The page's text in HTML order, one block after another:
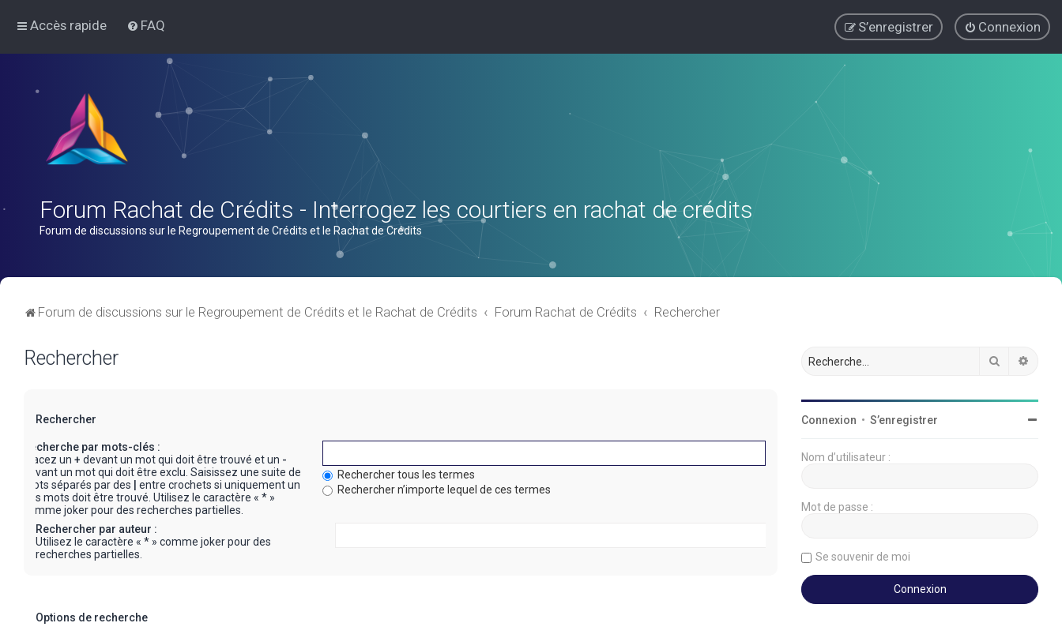
Accès rapide FAQ Connexion
S’enregistrer
Forum Rachat de Crédits - Interrogez les courtiers en rachat de crédits
Forum de discussions sur le Regroupement de Crédits et le Rachat de Crédits
Forum de discussions sur le Regroupement de Crédits et le Rachat de Crédits Forum Rachat de Crédits Rechercher
Rechercher
Rechercher
Recherche par mots-clés :
Placez un + devant un mot qui doit être trouvé et un -
devant un mot qui doit être exclu. Saisissez une suite de
mots séparés par des
entre crochets si uniquement un
des mots doit être trouvé. Utilisez le caractère « * »
comme joker pour des recherches partielles.
Rechercher tous les termes
Rechercher n’importe lequel de ces termes
Rechercher par auteur :
Utilisez le caractère « * » comme joker pour des
recherches partielles.
Options de recherche
Rechercher
Connexion • S’enregistrer
Nom d’utilisateur :
Mot de passe :
Se souvenir de moi